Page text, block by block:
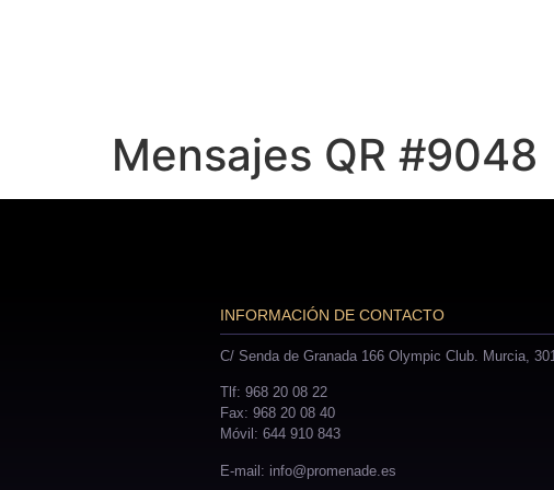
Mensajes QR #9048
INFORMACIÓN DE CONTACTO
C/ Senda de Granada 166 Olympic Club. Murcia,
Tlf: 968 20 08 22
Fax: 968 20 08 40
Móvil: 644 910 843
E-mail: info@promenade.es